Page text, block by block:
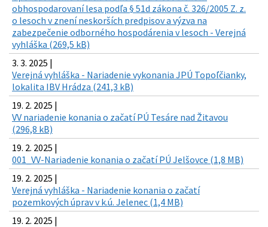
obhospodarovaní lesa podľa § 51d zákona č. 326/2005 Z. z.
o lesoch v znení neskorších predpisov a výzva na
zabezpečenie odborného hospodárenia v lesoch - Verejná
vyhláška (269,5 kB)
3. 3. 2025 |
Verejná vyhláška - Nariadenie vykonania JPÚ Topoľčianky,
lokalita IBV Hrádza (241,3 kB)
19. 2. 2025 |
VV nariadenie konania o začatí PÚ Tesáre nad Žitavou
(296,8 kB)
19. 2. 2025 |
001_VV-Nariadenie konania o začatí PÚ Jelšovce (1,8 MB)
19. 2. 2025 |
Verejná vyhláška - Nariadenie konania o začatí
pozemkových úprav v k.ú. Jelenec (1,4 MB)
19. 2. 2025 |